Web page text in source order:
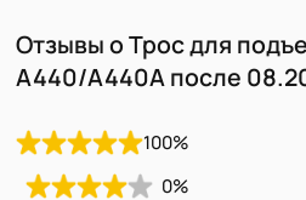
Отзывы о Трос для
A440/A440A после
100%
0%